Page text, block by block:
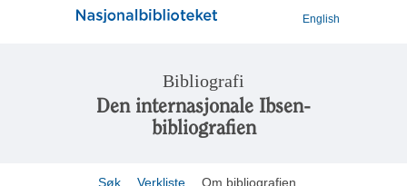
English
Bibliografi
Den internasjonale Ibsen-
bibliografien
Søk Verkliste Om bibliografien